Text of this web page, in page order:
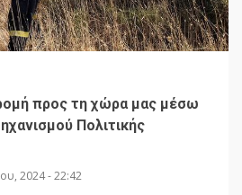
προς τη χώρα μας μέσω
Πολιτικής
2024 - 22:42